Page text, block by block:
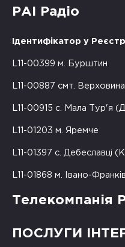
РАІ Радіо
Ідентифікатор у
L11-00399 м. Бурштин
L11-00887 смт.
L11-00915 с. Мала Тур'я
L11-01203 м. Яремче
L11-01397 с. Дебеславці
L11-01868 м. Івано-
Телекомпанія
ПОСЛУГИ